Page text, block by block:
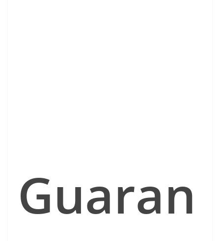
Guaran